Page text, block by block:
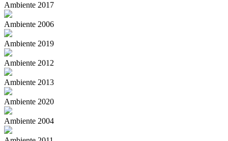
Ambiente 2017
Ambiente 2006
Ambiente 2019
Ambiente 2012
Ambiente 2013
Ambiente 2020
Ambiente 2004